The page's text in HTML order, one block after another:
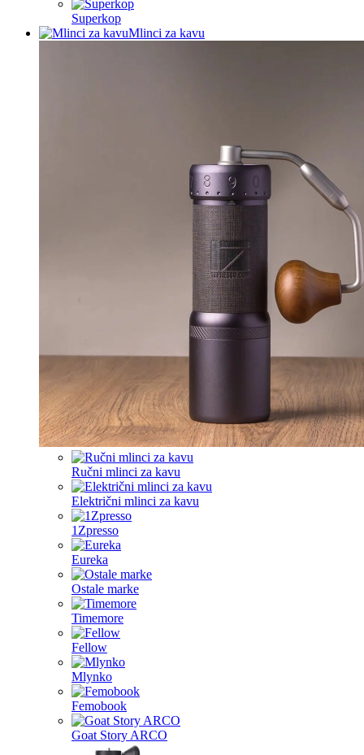
Superkop
Mlinci za kavu
Ručni mlinci za kavu
Električni mlinci za kavu
1Zpresso
Eureka
Ostale marke
Timemore
Fellow
Mlynko
Femobook
Goat Story ARCO